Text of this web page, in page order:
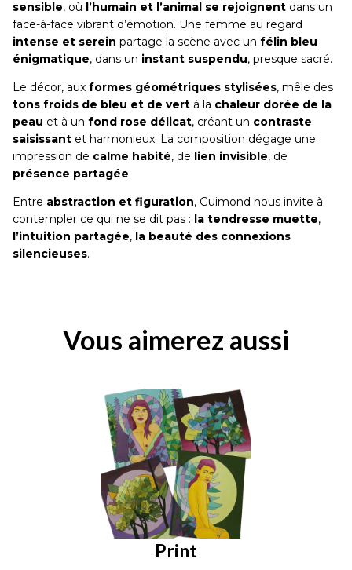
sensible, où l’humain et l’animal se rejoignentdans un
face-à-face vibrant d’émotion. Une femme au regard
intense et serein partage la scène avec un félin bleu
énigmatique, dans un instant suspendu, presque sacré.
Le décor, aux formes géométriques stylisées, mêle des
tons froids de bleu et de vertà la chaleur dorée de la
peau et à un fond rose délicat, créant un contraste
saisissantet harmonieux. La composition dégage une
impression de calme habité, de lien invisible, de
présence partagée.
Entre abstraction et figuration, Guimond nous invite à
contempler ce qui ne se dit pas : la tendresse muette,
l’intuition partagée, la beauté des connexions
silencieuses.
Vous aimerez aussi
Print